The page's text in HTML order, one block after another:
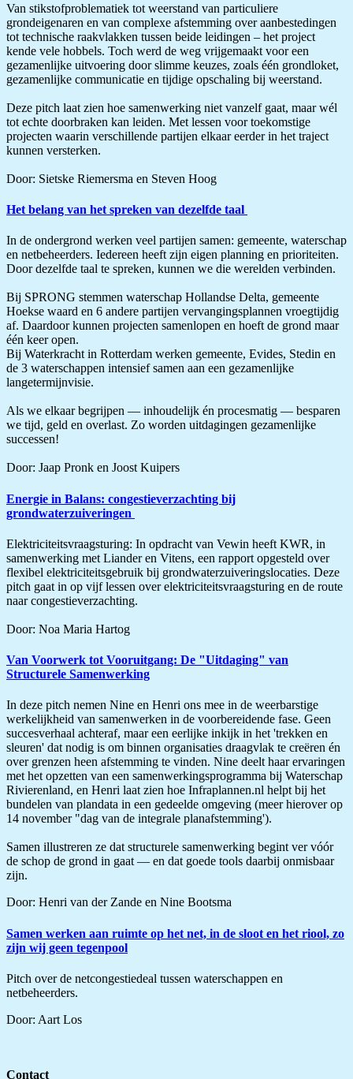
Van stikstofproblematiek tot weerstand van particuliere
grondeigenaren en van complexe afstemming over aanbestedingen
tot technische raakvlakken tussen beide leidingen – het project
kende vele hobbels. Toch werd de weg vrijgemaakt voor een
gezamenlijke uitvoering door slimme keuzes, zoals één grondloket,
gezamenlijke communicatie en tijdige opschaling bij weerstand.
Deze pitch laat zien hoe samenwerking niet vanzelf gaat, maar wél
tot echte doorbraken kan leiden. Met lessen voor toekomstige
projecten waarin verschillende partijen elkaar eerder in het traject
kunnen versterken.
Door: Sietske Riemersma en Steven Hoog
Het belang van het spreken van dezelfde taal
In de ondergrond werken veel partijen samen: gemeente, waterschap
en netbeheerders. Iedereen heeft zijn eigen planning en prioriteiten.
Door dezelfde taal te spreken, kunnen we die werelden verbinden.
Bij SPRONG stemmen waterschap Hollandse Delta, gemeente
Hoekse waard en 6 andere partijen vervangingsplannen vroegtijdig
af. Daardoor kunnen projecten samenlopen en hoeft de grond maar
één keer open.
Bij Waterkracht in Rotterdam werken gemeente, Evides, Stedin en
de 3 waterschappen intensief samen aan een gezamenlijke
langetermijnvisie.
Als we elkaar begrijpen — inhoudelijk én procesmatig — besparen
we tijd, geld en overlast. Zo worden uitdagingen gezamenlijke
successen!
Door: Jaap Pronk en Joost Kuipers
Energie in Balans: congestieverzachting bij
grondwaterzuiveringen
Elektriciteitsvraagsturing: In opdracht van Vewin heeft KWR, in
samenwerking met Liander en Vitens, een rapport opgesteld over
flexibel elektriciteitsgebruik bij grondwaterzuiveringslocaties. Deze
pitch gaat in op vijf lessen over elektriciteitsvraagsturing en de route
naar congestieverzachting.
Door: Noa Maria Hartog
Van Voorwerk tot Vooruitgang: De "Uitdaging" van
Structurele Samenwerking
In deze pitch nemen Nine en Henri ons mee in de weerbarstige
werkelijkheid van samenwerken in de voorbereidende fase. Geen
succesverhaal achteraf, maar een eerlijke inkijk in het 'trekken en
sleuren' dat nodig is om binnen organisaties draagvlak te creëren én
over grenzen heen afstemming te vinden. Nine deelt haar ervaringen
met het opzetten van een samenwerkingsprogramma bij Waterschap
Rivierenland, en Henri laat zien hoe Infraplannen.nl helpt bij het
bundelen van plandata in een gedeelde omgeving (meer hierover op
14 november "dag van de integrale planafstemming').
Samen illustreren ze dat structurele samenwerking begint ver vóór
de schop de grond in gaat — en dat goede tools daarbij onmisbaar
zijn.
Door: Henri van der Zande en Nine Bootsma
Samen werken aan ruimte op het net, in de sloot en het riool, zo
zijn wij geen tegenpool
Pitch over de netcongestiedeal tussen waterschappen en
netbeheerders.
Door: Aart Los
Contact